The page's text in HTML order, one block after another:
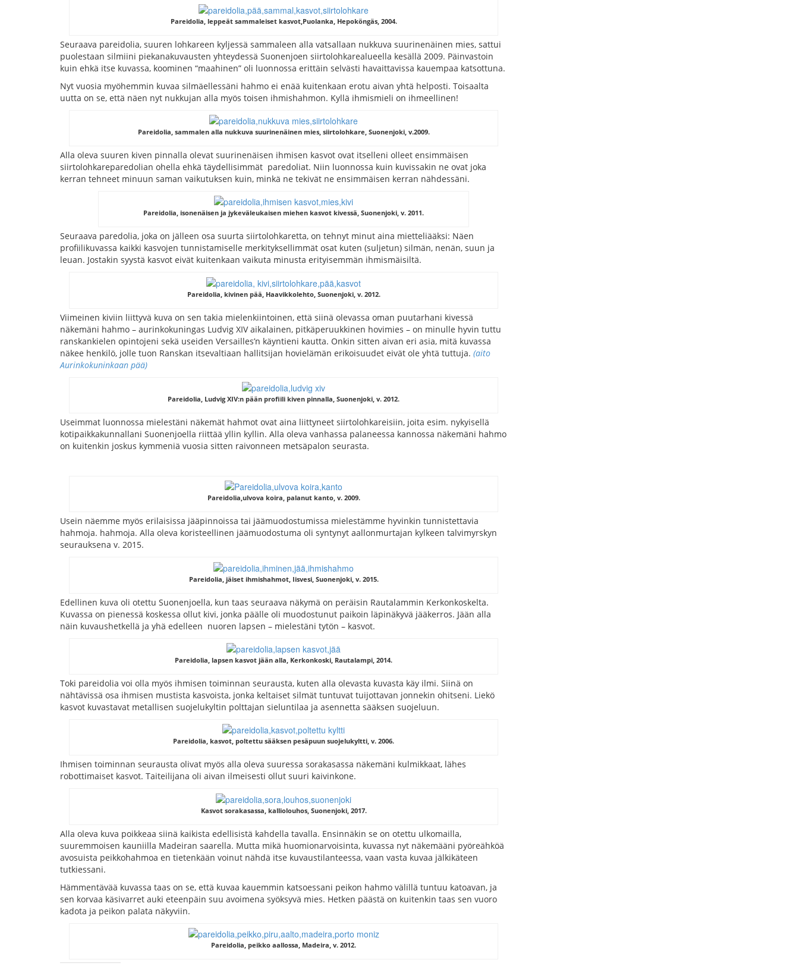
Pareidolia, leppeät sammaleiset kasvot,Puolanka, Hepoköngäs, 2004.
Seuraava pareidolia, suuren lohkareen kyljessä sammaleen alla vatsallaan nukkuva suurinenäinen mies, sattui
puolestaan silmiini piekanakuvausten yhteydessä Suonenjoen siirtolohkarealueella kesällä 2009. Päinvastoin
kuin ehkä itse kuvassa, koominen “maahinen” oli luonnossa erittäin selvästi havaittavissa kauempaa katsottuna.
Nyt vuosia myöhemmin kuvaa silmäellessäni hahmo ei enää kuitenkaan erotu aivan yhtä helposti. Toisaalta
uutta on se, että näen nyt nukkujan alla myös toisen ihmishahmon. Kyllä ihmismieli on ihmeellinen!
Pareidolia, sammalen alla nukkuva suurinenäinen mies, siirtolohkare, Suonenjoki, v.2009.
Alla oleva suuren kiven pinnalla olevat suurinenäisen ihmisen kasvot ovat itselleni olleet ensimmäisen
siirtolohkareparedolian ohella ehkä täydellisimmät paredoliat. Niin luonnossa kuin kuvissakin ne ovat joka
kerran tehneet minuun saman vaikutuksen kuin, minkä ne tekivät ne ensimmäisen kerran nähdessäni.
Pareidolia, isonenäisen ja jykeväleukaisen miehen kasvot kivessä, Suonenjoki, v. 2011.
Seuraava paredolia, joka on jälleen osa suurta siirtolohkaretta, on tehnyt minut aina mietteliääksi: Näen
profiilikuvassa kaikki kasvojen tunnistamiselle merkityksellimmät osat kuten (suljetun) silmän, nenän, suun ja
leuan. Jostakin syystä kasvot eivät kuitenkaan vaikuta minusta erityisemmän ihmismäisiltä.
Pareidolia, kivinen pää, Haavikkolehto, Suonenjoki, v. 2012.
Viimeinen kiviin liittyvä kuva on sen takia mielenkiintoinen, että siinä olevassa oman puutarhani kivessä
näkemäni hahmo – aurinkokuningas Ludvig XIV aikalainen, pitkäperuukkinen hovimies – on minulle hyvin tuttu
ranskankielen opintojeni sekä useiden Versailles’n käyntieni kautta. Onkin sitten aivan eri asia, mitä kuvassa
näkee henkilö, jolle tuon Ranskan itsevaltiaan hallitsijan hovielämän erikoisuudet eivät ole yhtä tuttuja. (aito
Aurinkokuninkaan pää)
Pareidolia, Ludvig XIV:n pään profiili kiven pinnalla, Suonenjoki, v. 2012.
Useimmat luonnossa mielestäni näkemät hahmot ovat aina liittyneet siirtolohkareisiin, joita esim. nykyisellä
kotipaikkakunnallani Suonenjoella riittää yllin kyllin. Alla oleva vanhassa palaneessa kannossa näkemäni hahmo
on kuitenkin joskus kymmeniä vuosia sitten raivonneen metsäpalon seurasta.
Pareidolia,ulvova koira, palanut kanto, v. 2009.
Usein näemme myös erilaisissa jääpinnoissa tai jäämuodostumissa mielestämme hyvinkin tunnistettavia
hahmoja. hahmoja. Alla oleva koristeellinen jäämuodostuma oli syntynyt aallonmurtajan kylkeen talvimyrskyn
seurauksena v. 2015.
Pareidolia, jäiset ihmishahmot, Iisvesi, Suonenjoki, v. 2015.
Edellinen kuva oli otettu Suonenjoella, kun taas seuraava näkymä on peräisin Rautalammin Kerkonkoskelta.
Kuvassa on pienessä koskessa ollut kivi, jonka päälle oli muodostunut paikoin läpinäkyvä jääkerros. Jään alla
näin kuvaushetkellä ja yhä edelleen nuoren lapsen – mielestäni tytön – kasvot.
Pareidolia, lapsen kasvot jään alla, Kerkonkoski, Rautalampi, 2014.
Toki pareidolia voi olla myös ihmisen toiminnan seurausta, kuten alla olevasta kuvasta käy ilmi. Siinä on
nähtävissä osa ihmisen mustista kasvoista, jonka keltaiset silmät tuntuvat tuijottavan jonnekin ohitseni. Liekö
kasvot kuvastavat metallisen suojelukyltin polttajan sieluntilaa ja asennetta sääksen suojeluun.
Pareidolia, kasvot, poltettu sääksen pesäpuun suojelukyltti, v. 2006.
Ihmisen toiminnan seurausta olivat myös alla oleva suuressa sorakasassa näkemäni kulmikkaat, lähes
robottimaiset kasvot. Taiteilijana oli aivan ilmeisesti ollut suuri kaivinkone.
Kasvot sorakasassa, kalliolouhos, Suonenjoki, 2017.
Alla oleva kuva poikkeaa siinä kaikista edellisistä kahdella tavalla. Ensinnäkin se on otettu ulkomailla,
suuremmoisen kauniilla Madeiran saarella. Mutta mikä huomionarvoisinta, kuvassa nyt näkemääni pyöreähköä
avosuista peikkohahmoa en tietenkään voinut nähdä itse kuvaustilanteessa, vaan vasta kuvaa jälkikäteen
tutkiessani.
Hämmentävää kuvassa taas on se, että kuvaa kauemmin katsoessani peikon hahmo välillä tuntuu katoavan, ja
sen korvaa käsivarret auki eteenpäin suu avoimena syöksyvä mies. Hetken päästä on kuitenkin taas sen vuoro
kadota ja peikon palata näkyviin.
Pareidolia, peikko aallossa, Madeira, v. 2012.